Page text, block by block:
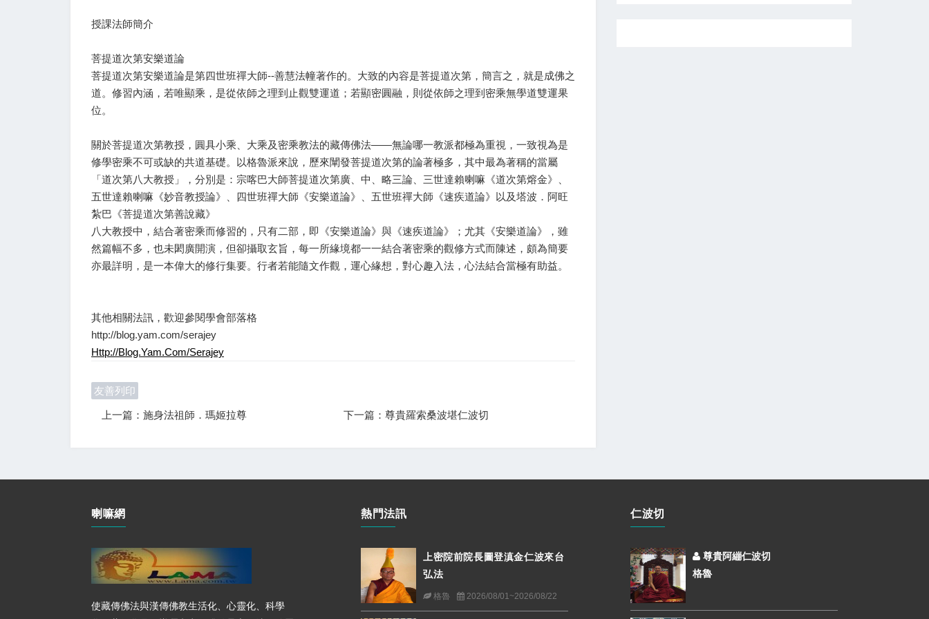
授課法師簡介
菩提道次第安樂道論
菩提道次第安樂道論是第四世班禪大師--善慧法幢著作的。大致的內容是菩提道次第，簡言之，就是成佛之
道。修習內涵，若唯顯乘，是從依師之理到止觀雙運道；若顯密圓融，則從依師之理到密乘無學道雙運果
位。
關於菩提道次第教授，圓具小乘、大乘及密乘教法的藏傳佛法――無論哪一教派都極為重視，一致視為是
修學密乘不可或缺的共道基礎。以格魯派來說，歷來闡發菩提道次第的論著極多，其中最為著稱的當屬
「道次第八大教授」，分別是：宗喀巴大師菩提道次第廣、中、略三論、三世達賴喇嘛《道次第熔金》、
五世達賴喇嘛《妙音教授論》、四世班禪大師《安樂道論》、五世班禪大師《速疾道論》以及塔波．阿旺
紮巴《菩提道次第善說藏》
八大教授中，結合著密乘而修習的，只有二部，即《安樂道論》與《速疾道論》；尤其《安樂道論》，雖
然篇幅不多，也未閎廣開演，但卻攝取玄旨，每一所緣境都一一結合著密乘的觀修方式而陳述，頗為簡要
亦最詳明，是一本偉大的修行集要。行者若能隨文作觀，運心緣想，對心趣入法，心法結合當極有助益。
其他相關法訊，歡迎參閱學會部落格
http://blog.yam.com/serajey
Http://blog.yam.com/serajey
友善列印
上一篇：施身法祖師．瑪姬拉尊 下一篇：尊貴羅索桑波堪仁波切
喇嘛網
使藏傳佛法與漢傳佛教生活化、心靈化、科學
熱門法訊
上密院前院長圖登滇金仁波來台
弘法
格魯 2026/08/01~2026/08/22
仁波切
尊貴阿繃仁波切
格魯